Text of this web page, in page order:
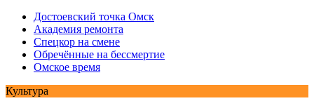
Достоевский точка Омск
Академия ремонта
Спецкор на смене
Обречённые на бессмертие
Омское время
Культура